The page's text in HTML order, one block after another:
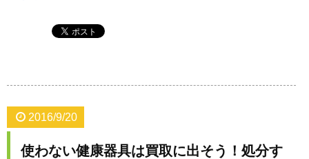
2016/9/20
使わない健康器具は買取に出そう！処分す